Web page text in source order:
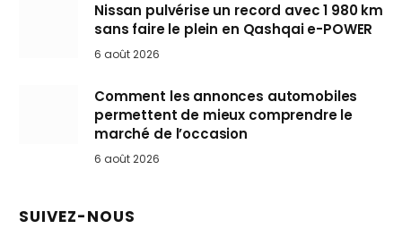
Nissan pulvérise un record avec 1 980 km
sans faire le plein en Qashqai e-POWER
6 août 2026
Comment les annonces automobiles
permettent de mieux comprendre le
marché de l’occasion
6 août 2026
SUIVEZ-NOUS